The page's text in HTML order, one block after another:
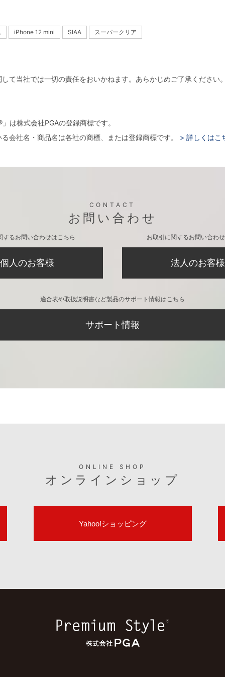
iPhone 12 mini SIAA スーパークリア
て当社では一切の責任をおいかねます。あらかじめご了承ください
株式会社PGAの登録商標です。
会社名・商品名は各社の商標、または登録商標です。
> 詳しくはこ
CONTACT
お問い合わせ
するお問い合わせはこちら
個人のお客様
お取引に関するお問い合わ
法人のお客様
適合表や取扱説明書など製品のサポート情報はこちら
サポート情報
ONLINE SHOP
オンラインショップ
Yahoo!ショッピング